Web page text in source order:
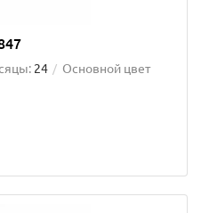
24
Основной цвет